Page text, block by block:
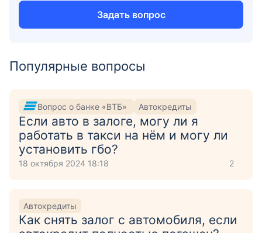
Задать вопрос
Популярные вопросы
Вопрос о банке «ВТБ» Автокредиты
Если авто в залоге, могу ли я
работать в такси на нём и могу ли
установить гбо?
18 октября 2024 18:18 2
Автокредиты
Как снять залог с автомобиля, если